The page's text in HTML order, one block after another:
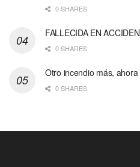
0 SHARES
FALLECIDA EN
0 SHARES
Otro incendio más,
0 SHARES